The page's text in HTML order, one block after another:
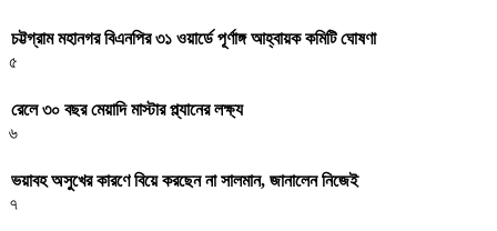
চট্টগ্রাম মহানগর বিএনপির ৩১ ওয়ার্ডে পূর্ণাঙ্গ আহ্বায়ক কমিটি ঘোষণা
৫
রেলে ৩০ বছর মেয়াদি মাস্টার প্ল্যানের লক্ষ্য
৬
ভয়াবহ অসুখের কারণে বিয়ে করছেন না সালমান, জানালেন নিজেই
৭